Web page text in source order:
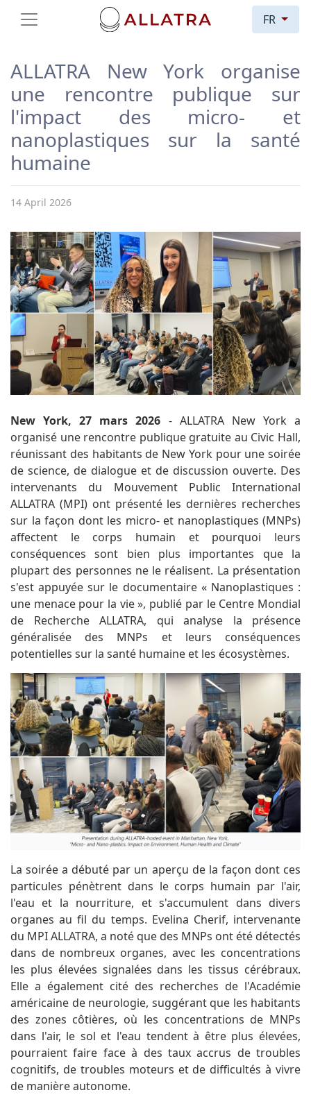
FR
ALLATRA New York organise
une rencontre publique sur
l'impact des micro- et
nanoplastiques sur la santé
humaine
14 April 2026
New York, 27 mars 2026 - ALLATRA New York a
organisé une rencontre publique gratuite au Civic Hall,
réunissant des habitants de New York pour une soirée
de science, de dialogue et de discussion ouverte. Des
intervenants du Mouvement Public International
ALLATRA (MPI) ont présenté les dernières recherches
sur la façon dont les micro- et nanoplastiques (MNPs)
affectent le corps humain et pourquoi leurs
conséquences sont bien plus importantes que la
plupart des personnes ne le réalisent. La présentation
s'est appuyée sur le documentaire « Nanoplastiques :
une menace pour la vie », publié par le Centre Mondial
de Recherche ALLATRA, qui analyse la présence
généralisée des MNPs et leurs conséquences
potentielles sur la santé humaine et les écosystèmes.
La soirée a débuté par un aperçu de la façon dont ces
particules pénètrent dans le corps humain par l'air,
l'eau et la nourriture, et s'accumulent dans divers
organes au fil du temps. Evelina Cherif, intervenante
du MPI ALLATRA, a noté que des MNPs ont été détectés
dans de nombreux organes, avec les concentrations
les plus élevées signalées dans les tissus cérébraux.
Elle a également cité des recherches de l'Académie
américaine de neurologie, suggérant que les habitants
des zones côtières, où les concentrations de MNPs
dans l'air, le sol et l'eau tendent à être plus élevées,
pourraient faire face à des taux accrus de troubles
cognitifs, de troubles moteurs et de difficultés à vivre
de manière autonome.